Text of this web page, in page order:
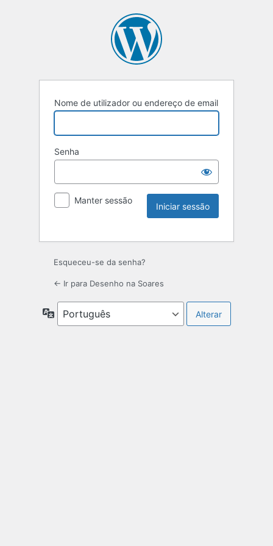
Nome de utilizador ou endereço de email
Senha
Manter sessão
Esqueceu-se da senha?
← Ir para Desenho na Soares
Idioma